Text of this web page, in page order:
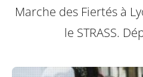
Marche des Fiertés à
le STRASS.